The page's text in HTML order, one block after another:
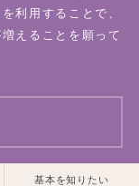
基本を知りたい
利用することで、
えることを願って